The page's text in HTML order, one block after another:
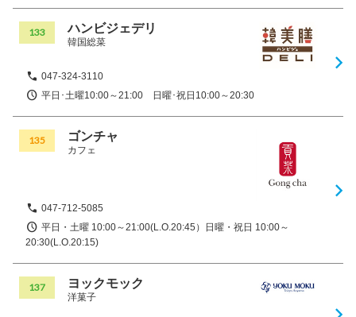
133 ハンビジェデリ
韓国総菜
047-324-3110
平日･土曜10:00～21:00 日曜･祝日10:00～20:30
135 ゴンチャ
カフェ
047-712-5085
平日・土曜 10:00～21:00(L.O.20:45）日曜・祝日 10:00～
20:30(L.O.20:15)
137 ヨックモック
洋菓子